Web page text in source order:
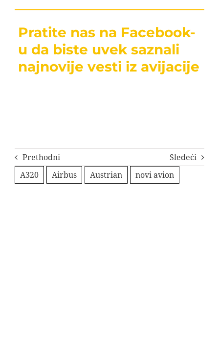
Pratite nas na Facebook-
u da biste uvek saznali
najnovije vesti iz avijacije
Prethodni
Sledeći
A320
Airbus Austrian novi avion